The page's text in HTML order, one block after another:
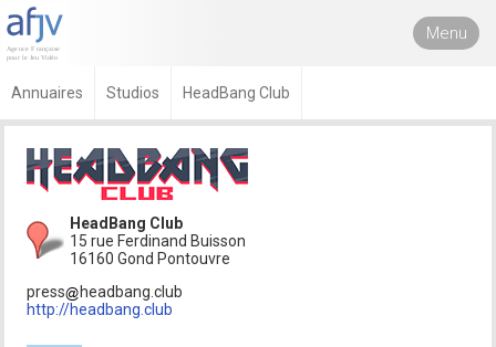
Menu
Annuaires Studios HeadBang Club
HeadBang Club
15 rue Ferdinand Buisson
16160 Gond Pontouvre
press
headbang.club
http://headbang.club